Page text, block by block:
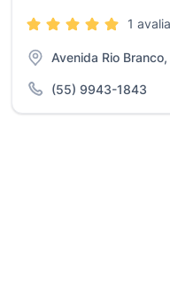
1
Avenida Rio
(55) 9943-1843